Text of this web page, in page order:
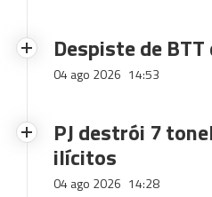
Despiste de
04 ago 2026 14:53
PJ destrói 7
ilícitos
04 ago 2026 14:28